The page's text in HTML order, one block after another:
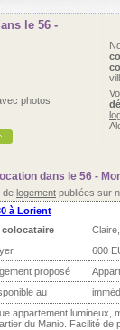
le 56 -
photos
dans le 56 -
de logement publiées sur
à Lorient
colocataire
600
proposé
au
appartement lumineux,
du Manio. Facilité de